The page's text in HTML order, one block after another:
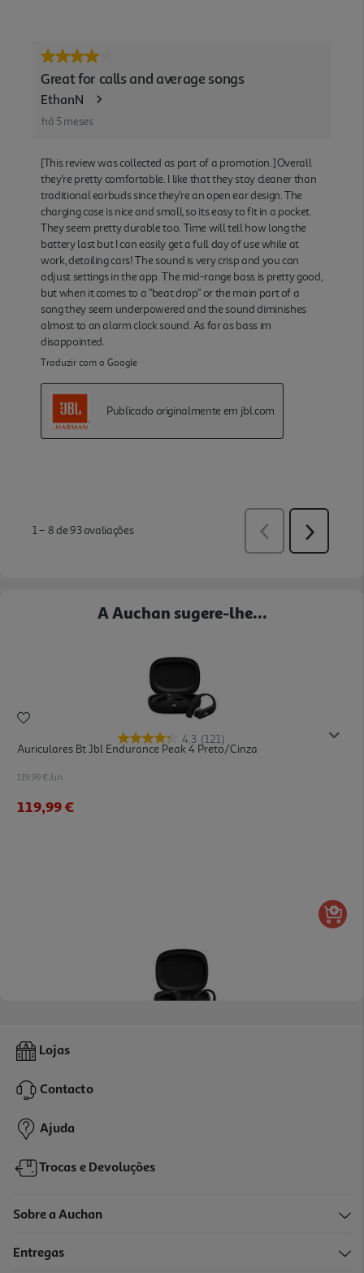
A Auchan sugere-lhe...
4.3 (121)
Auriculares Bt Jbl Endurance Peak 4 Preto/cinza
119.99 €/un
119,99 €
Auriculares Bt Jbl Endurance Zone Preto/lima
129,99 €
Lojas
Contacto
Ajuda
Trocas e Devoluções
Sobre a Auchan
Entregas